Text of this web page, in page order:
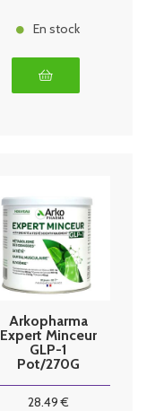
En stock
Arkopharma
Expert Minceur
GLP-1
Pot/270G
28.49€